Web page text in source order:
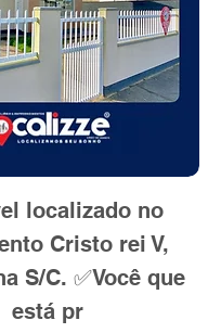
localizado no
Cristo rei V,
S/C. ✅Você que
está pr